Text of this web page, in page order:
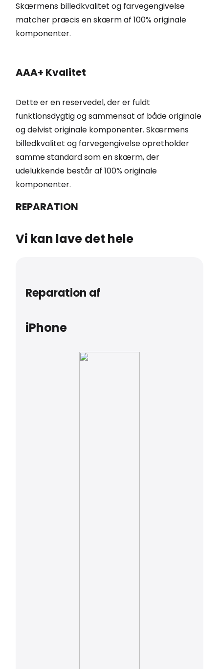
Skærmens billedkvalitet og farvegengivelse
matcher præcis en skærm af 100% originale
komponenter.
AAA+ Kvalitet
Dette er en reservedel, der er fuldt
funktionsdygtig og sammensat af både originale
og delvist originale komponenter. Skærmens
billedkvalitet og farvegengivelse opretholder
samme standard som en skærm, der
udelukkende består af 100% originale
komponenter.
REPARATION
Vi kan lave det hele
Reparation af
iPhone